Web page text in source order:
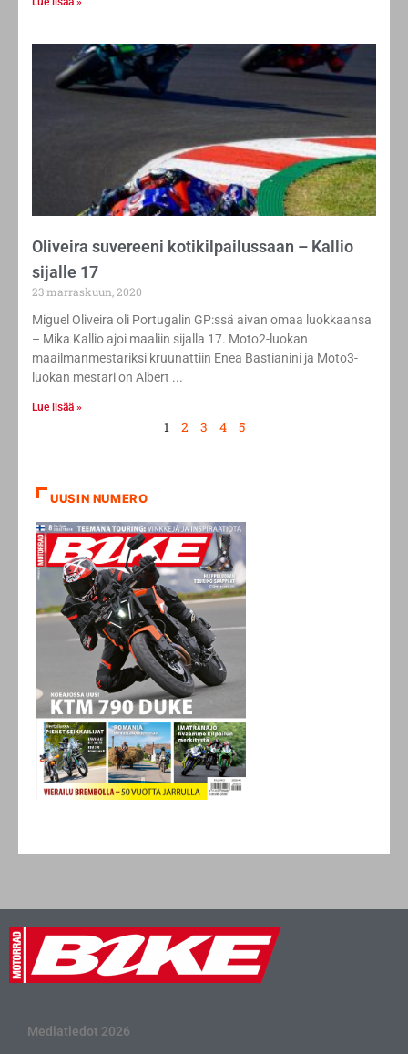
Oliveira suvereeni kotikilpailussaan – Kallio
sijalle 17
23 marraskuun, 2020
Miguel Oliveira oli Portugalin GP:ssä aivan omaa luokkaansa
– Mika Kallio ajoi maaliin sijalla 17. Moto2-luokan
maailmanmestariksi kruunattiin Enea Bastianini ja Moto3-
luokan mestari on Albert
Lue lisää »
1 2 3 4 5
UUSIN NUMERO
Mediatiedot 2026